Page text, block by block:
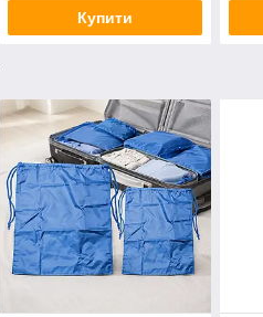
для спорту
Купити